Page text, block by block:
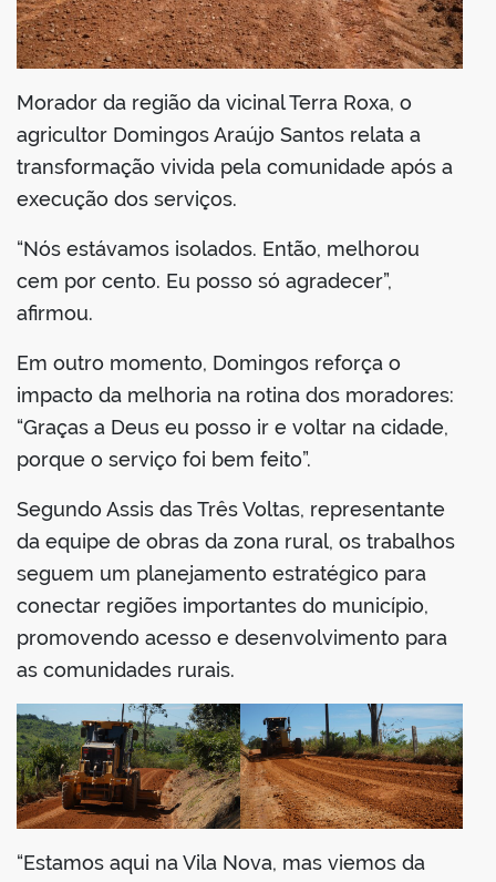
Morador da região da vicinal Terra Roxa, o
agricultor Domingos Araújo Santos relata a
transformação vivida pela comunidade após a
execução dos serviços.
“Nós estávamos isolados. Então, melhorou
cem por cento. Eu posso só agradecer”,
afirmou.
Em outro momento, Domingos reforça o
impacto da melhoria na rotina dos moradores:
“Graças a Deus eu posso ir e voltar na cidade,
porque o serviço foi bem feito”.
Segundo Assis das Três Voltas, representante
da equipe de obras da zona rural, os trabalhos
seguem um planejamento estratégico para
conectar regiões importantes do município,
promovendo acesso e desenvolvimento para
as comunidades rurais.
“Estamos aqui na Vila Nova, mas viemos da